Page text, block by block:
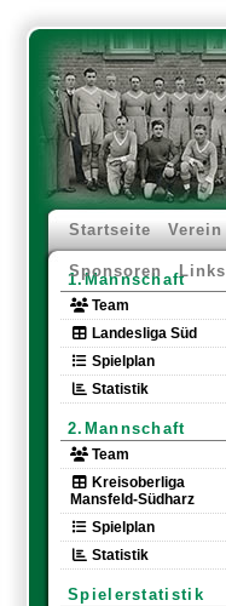
Startseite Verein
Sponsoren Links
1.Mannschaft
Team
Landesliga Süd
Spielplan
Statistik
2.Mannschaft
Team
Kreisoberliga
Mansfeld-Südharz
Spielplan
Statistik
Spielerstatistik